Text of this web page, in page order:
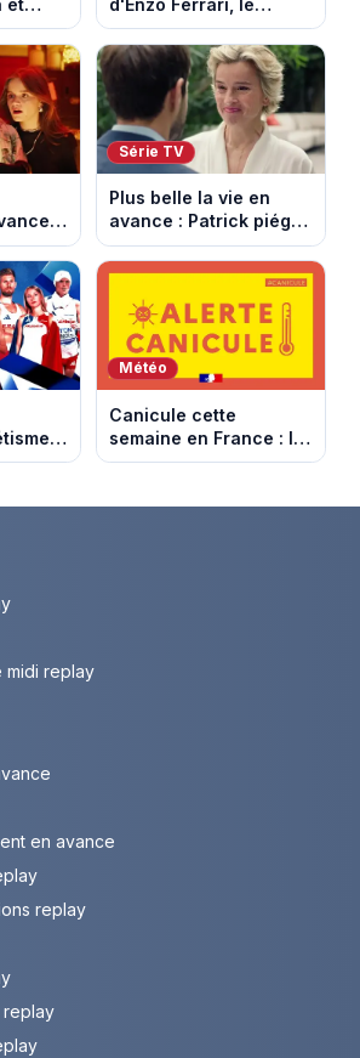
et
d'Enzo Ferrari, le
fondateur de la
marque mythique au
cheval cabré
:
11
Série TV
Plus belle la vie en
avance : Patrick piégé
par la DGSE. Episode
du 11 août 2026
Météo
Canicule cette
semaine en France : le
pic de chaleur attendu
midi replay
en avance
replay
replay